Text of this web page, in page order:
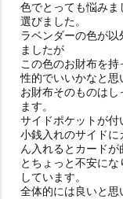
色でとっても悩み
選びました。
ラベンダーの色が
ましたが
この色のお財布を
性的でいいかなと思
お財布そのものは
ます。
サイドポケットが付
小銭入れのサイドに
ん入れるとカードが
とちょっと不安に
しています。
全体的には良いと思